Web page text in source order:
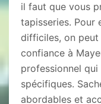
il faut que vous
tapisseries. Pour
difficiles, on
confiance à
professionnel
spécifiques.
abordables et